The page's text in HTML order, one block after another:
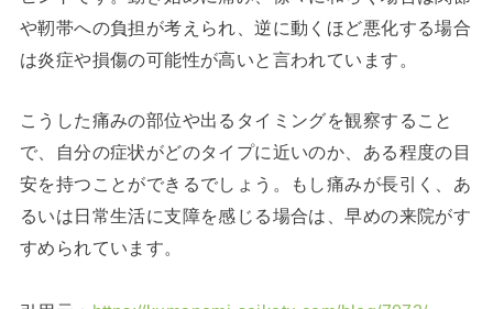
や靭帯への負担が考えられ、逆に動くほど悪化する場合
は炎症や損傷の可能性が高いと言われています。
こうした痛みの部位や出るタイミングを観察すること
で、自分の症状がどのタイプに近いのか、ある程度の目
安を持つことができるでしょう。もし痛みが長引く、あ
るいは日常生活に支障を感じる場合は、早めの来院がす
すめられています。